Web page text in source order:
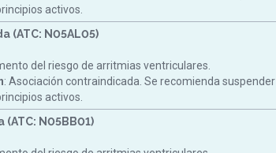
activos.
(ATC: N05AL05)
del riesgo de arritmias ventriculares.
: Asociación contraindicada. Se recomienda suspender
activos.
(ATC: N05BB01)